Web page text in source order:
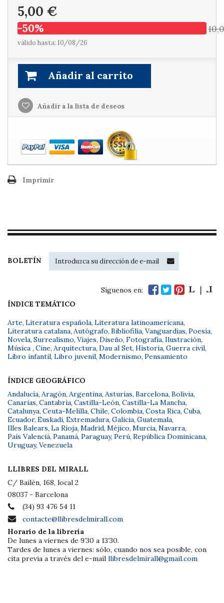
5,00 €
-50%
válido hasta: 10/08/26
Añadir al carrito
Añadir a la lista de deseos
Imprimir
BOLETÍN
Síguenos en:
ÍNDICE TEMÁTICO
Arte, Literatura española, Literatura latinoamericana,
Literatura catalana, Autógrafo, Bibliofilia, Vanguardias, Poesía,
Novela, Surrealismo, Viajes, Diseño, Fotografía, Ilustración,
Música , Cine, Arquitectura, Dau al Set, Historia, Guerra civil,
Libro infantil, Libro juvenil, Modernismo, Pensamiento
ÍNDICE GEOGRÁFICO
Andalucía, Aragón, Argentina, Asturias, Barcelona, Bolivia,
Canarias, Cantabria, Castilla-León, Castilla-La Mancha,
Catalunya, Ceuta-Melilla, Chile, Colombia, Costa Rica, Cuba,
Ecuador, Euskadi, Extremadura, Galicia, Guatemala,
Illes Balears, La Rioja, Madrid, Méjico, Murcia, Navarra,
País Valencià, Panamá, Paraguay, Perú, República Dominicana,
Uruguay, Venezuela
LLIBRES DEL MIRALL
C/ Bailèn, 168, local 2
08037 - Barcelona
(34) 93 476 54 11
contacte@llibresdelmirall.com
Horario de la librería
De lunes a viernes de 9’30 a 13’30.
Tardes de lunes a viernes: sólo, cuando nos sea posible, con
cita previa a través del e-mail llibresdelmirall@gmail.com